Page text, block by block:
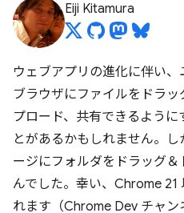
Eiji Kitamura
ウェブアプリの進化に伴い
ブラウザにファイルをドラ
プロード、共有できるよう
とがあるかもしれません。
ージにフォルダをドラッグ
んでした。幸い、Chrome 21
れます（Chrome Dev チャ